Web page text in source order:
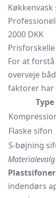
Køkkenvask
2000 DKK
For at
overveje
faktorer har
Type
Flaske sifon
S-bøjning
Materialevalg
Plastsifoner
indendørs